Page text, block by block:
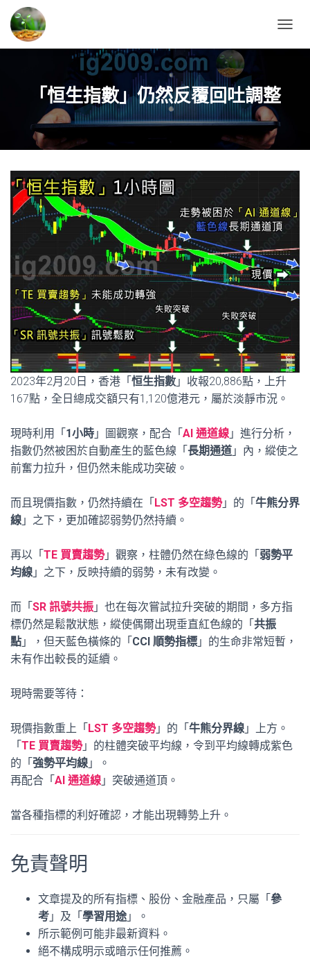
O
I
O
「恒生指數」仍然反覆回吐調整
2023年2月20日，香港「 恒生指數 」收報20,886點，上升
167點，全日總成交額只有1,120億港元，屬於淡靜市況。
現時利用「 1小時 」圖觀察，配合「 AI 通道線 」進行分析，
指數仍然被困於自動產生的藍色線「 長期通道 」內，縱使之
前奮力拉升，但仍然未能成功突破。
而且現價指數，仍然持續在「 LST 多空趨勢」的「 牛熊分界
線 」之下，更加確認弱勢仍然持續。
再以「 TE 買賣趨勢」觀察，柱體仍然在綠色線的「 弱勢平
均線 」之下，反映持續的弱勢，未有改變。
而「 SR 訊號共振 」也在每次嘗試拉升突破的期間，多方指
標仍然是鬆散狀態，縱使偶爾出現垂直紅色線的「 共振
點 」，但天藍色橫條的「 CCI 順勢指標 」的生命非常短暫，
未有作出較長的延續。
現時需要等待：
現價指數重上「 LST 多空趨勢」的「 牛熊分界線 」上方。
「 TE 買賣趨勢」的柱體突破平均線，令到平均線轉成紫色
的「 強勢平均線 」。
再配合「 AI 通道線 」突破通道頂。
當各種指標的利好確認，才能出現轉勢上升。
免責聲明
文章提及的所有指標、股份、金融產品，只屬「 參
考 」及「 學習用途 」。
所示範例可能非最新資料。
絕不構成明示或暗示任何推薦。